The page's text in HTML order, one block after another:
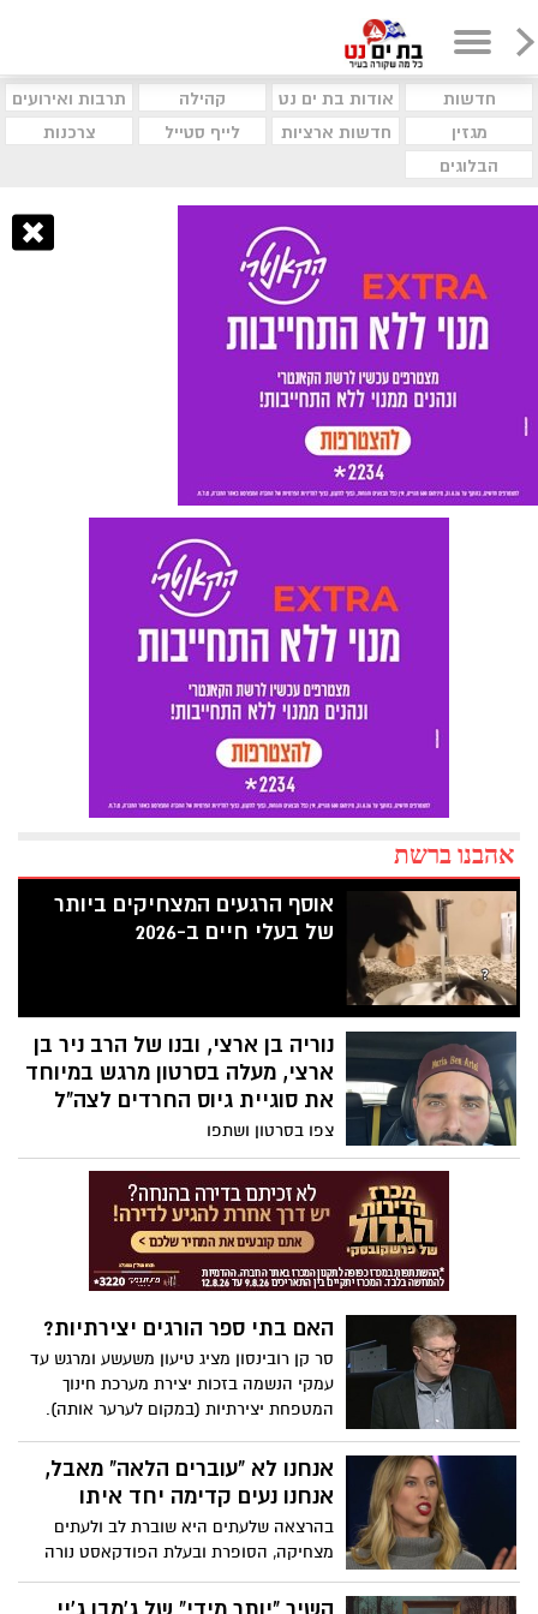
חדשות אודות בת ים נט קהילה
תרבות ואירועים
מגזין
חדשות ארציות לייף סטייל
צרכנות
הבלוגים
אהבנו ברשת
אוסף הרגעים המצחיקים ביותר
של בעלי חיים ב-2026
נוריה בן ארצי, ובנו של הרב ניר בן
ארצי, מעלה בסרטון מרגש במיוחד
את סוגיית גיוס החרדים לצה"ל
צפו בסרטון ושתפו
האם בתי ספר הורגים יצירתיות?
סר קן רובינסון מציג טיעון משעשע ומרגש עד
עמקי הנשמה בזכות יצירת מערכת חינוך
המטפחת יצירתיות (במקום לערער אותה).
אנחנו לא "עוברים הלאה" מאבל,
אנחנו נעים קדימה יחד איתו
בהרצאה שלעתים היא שוברת לב ולעתים
מצחיקה, הסופרת ובעלת הפודקאסט נורה
מקלנרי חולקת את חכמת החיים שלה. הגישה
הכנה שלה למשהו שעתיד, אם נודה בזה,